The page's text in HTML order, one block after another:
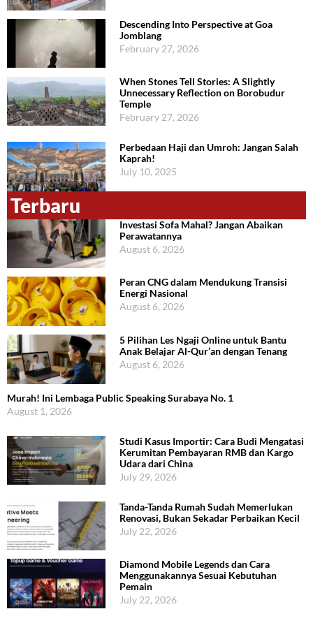
Descending Into Perspective at Goa
Jomblang
February 27, 2026
When Stones Tell Stories: A Slightly
Unnecessary Reflection on Borobudur
Temple
February 27, 2026
Perbedaan Haji dan Umroh: Jangan Salah
Kaprah!
July 10, 2025
Terbaru
Investasi Sofa Mahal? Jangan Abaikan
Perawatannya
August 6, 2026
Peran CNG dalam Mendukung Transisi
Energi Nasional
August 6, 2026
5 Pilihan Les Ngaji Online untuk Bantu
Anak Belajar Al-Qur’an dengan Tenang
August 6, 2026
Murah! Ini Lembaga Public Speaking Surabaya No. 1
August 1, 2026
Studi Kasus Importir: Cara Budi Mengatasi
Kerumitan Pembayaran RMB dan Kargo
Udara dari China
July 29, 2026
Tanda-Tanda Rumah Sudah Memerlukan
Renovasi, Bukan Sekadar Perbaikan Kecil
July 22, 2026
Diamond Mobile Legends dan Cara
Menggunakannya Sesuai Kebutuhan
Pemain
July 22, 2026